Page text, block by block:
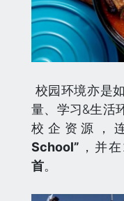
校园环境亦是
量、学习&生活
校企资源，
School” ，并
首。